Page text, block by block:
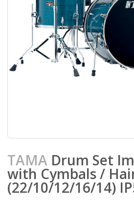
TAMA Drum Set
with Cymbals /
(22/10/12/16/14)